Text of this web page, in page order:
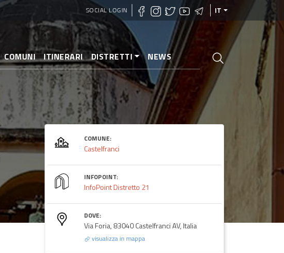
SOCIAL LOGIN IT
COMUNI ITINERARI DISTRETTI NEWS
COMUNE:
Castelfranci
INFOPOINT:
InfoPoint Distretto 21
DOVE:
Via Foria, 83040 Castelfranci AV, Italia
visualizza in mappa